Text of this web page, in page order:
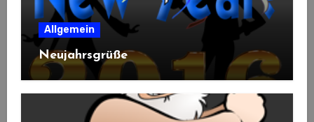
Allgemein
Neujahrsgrüße